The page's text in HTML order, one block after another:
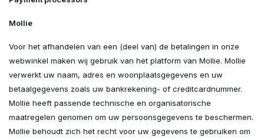
Mollie
Voor het afhandelen van een (deel van) de betalingen in onze
webwinkel maken wij gebruik van het platform van Mollie. Mollie
verwerkt uw naam, adres en woonplaatsgegevens en uw
betaalgegevens zoals uw bankrekening- of creditcardnummer.
Mollie heeft passende technische en organisatorische
maatregelen genomen om uw persoonsgegevens te beschermen.
Mollie behoudt zich het recht voor uw gegevens te gebruiken om